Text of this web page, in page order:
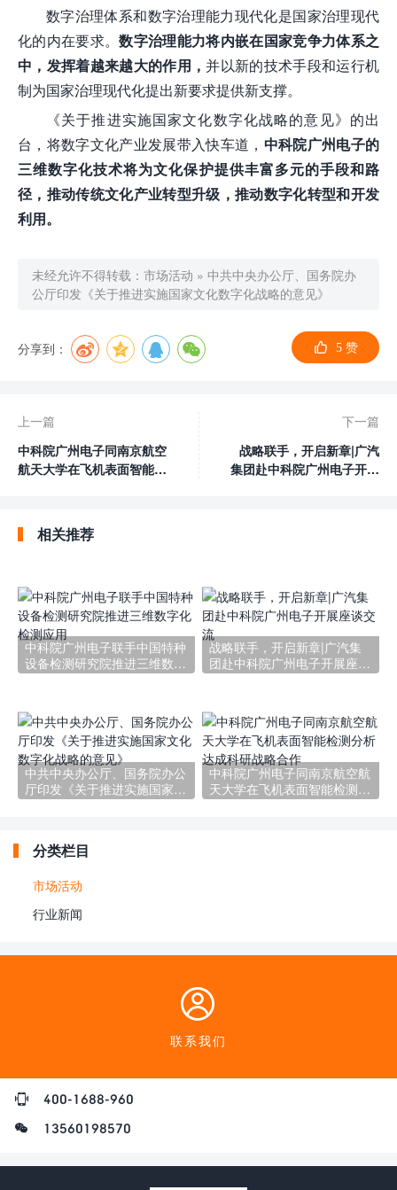
数字治理体系和数字治理能力现代化是国家治理现代
化的内在要求。数字治理能力将内嵌在国家竞争力体系之
中，发挥着越来越大的作用，并以新的技术手段和运行机
制为国家治理现代化提出新要求提供新支撑。
《关于推进实施国家文化数字化战略的意见》的出
台，将数字文化产业发展带入快车道， 中科院广州电子的
三维数字化技术将为文化保护提供丰富多元的手段和路
径，推动传统文化产业转型升级，推动数字化转型和开发
利用。
未经允许不得转载： 市场活动 » 中共中央办公厅、国务院办
公厅印发《关于推进实施国家文化数字化战略的意见》
分享到： 5 赞
上一篇
中科院广州电子同南京航空
航天大学在飞机表面智能检
下一篇
战略联手，开启新章|广汽
集团赴中科院广州电子开展
相关推荐
中科院广州电子联手中国特种
设备检测研究院推进三维数字
战略联手，开启新章|广汽集
团赴中科院广州电子开展座谈
中共中央办公厅、国务院办公
厅印发《关于推进实施国家文
中科院广州电子同南京航空航
天大学在飞机表面智能检测分
分类栏目
市场活动
行业新闻
联系我们
400-1688-960
13560198570